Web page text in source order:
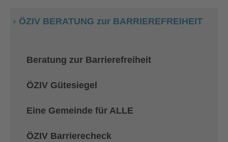
ÖZIV BERATUNG zur BARRIEREFREIHEIT
Beratung zur Barrierefreiheit
ÖZIV Gütesiegel
Eine Gemeinde für ALLE
ÖZIV Barrierecheck